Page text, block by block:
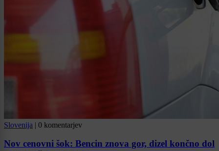
Slovenija | 0 komentarjev
Nov cenovni šok: Bencin znova gor, dizel končno dol